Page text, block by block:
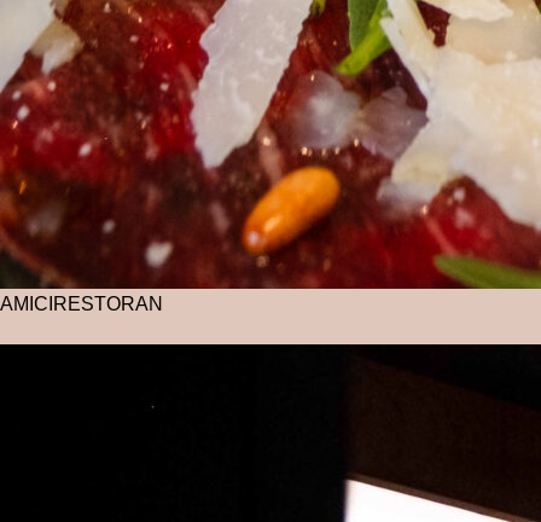
AMICI RESTORAN